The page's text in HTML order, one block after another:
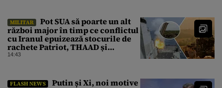
unică
MILITAR
Pot SUA să poarte un alt
război major în timp ce conflictul
cu Iranul epuizează stocurile de
rachete Patriot, THAAD și
Tomahawk?
14:43
FLASH NEWS
Putin și Xi, noi motive